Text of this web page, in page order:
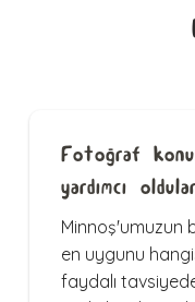
Fotoğraf
yardımcı oldular
Minnoş'umuzun
en uygunu
faydalı